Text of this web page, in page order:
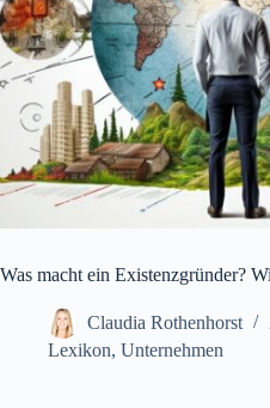
Was macht ein Existenzgründer?
Claudia Rothenhorst
Lexikon, Unternehmen